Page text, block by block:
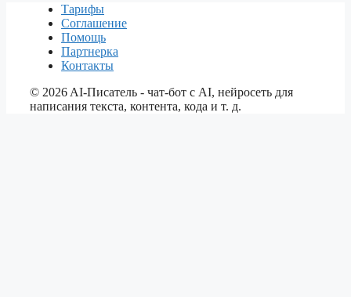
Тарифы
Соглашение
Помощь
Партнерка
Контакты
© 2026 AI-Писатель - чат-бот с AI, нейросеть для
написания текста, контента, кода и т. д.